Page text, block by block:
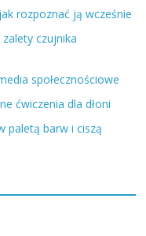
rozpoznać ją wcześnie
czujnika
społecznościowe
ćwiczenia dla dłoni
paletą barw i ciszą